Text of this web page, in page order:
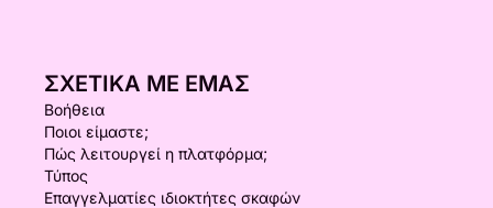
ΣΧΕΤΙΚΆ ΜΕ ΕΜΆΣ
Βοήθεια
Ποιοι είμαστε;
Πώς λειτουργεί η πλατφόρμα;
Τύπος
Επαγγελματίες ιδιοκτήτες σκαφών